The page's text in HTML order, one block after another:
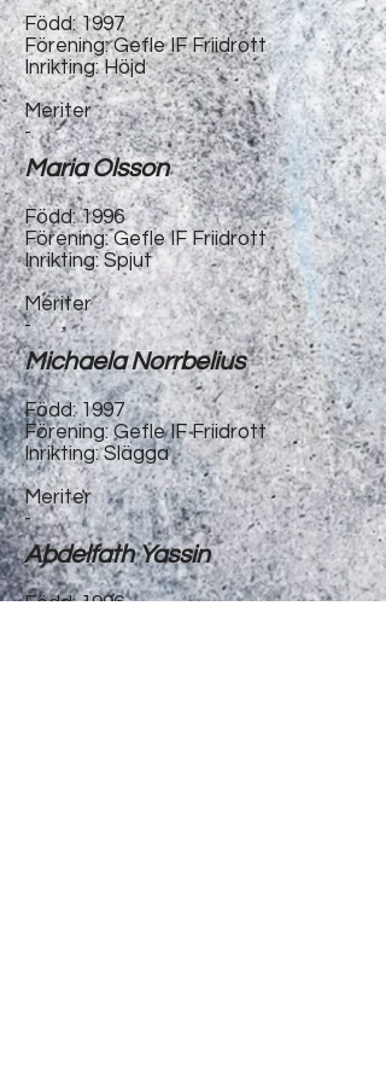
Född: 1997
Förening: Gefle IF Friidrott
Inrikting: Höjd
Meriter
-
Maria Olsson
Född: 1996
Förening: Gefle IF Friidrott
Inrikting: Spjut
Meriter
-
Michaela Norrbelius
Född: 1997
Förening: Gefle IF Friidrott
Inrikting: Slägga
Meriter
-
Abdelfath Yassin
Född: 1996